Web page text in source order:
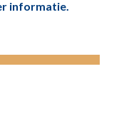
informatie.